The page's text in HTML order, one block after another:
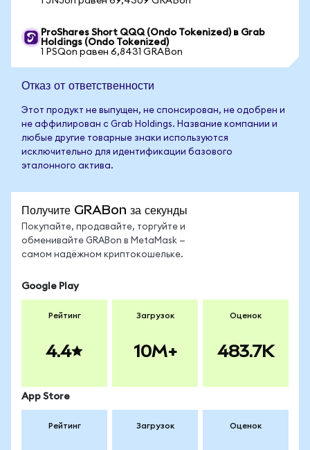
ProShares Short QQQ (Ondo Tokenized) в Grab
Holdings (Ondo Tokenized)
1 PSQon равен 6,8431 GRABon
Отказ от ответственности
Этот продукт не выпущен, не спонсирован, не одобрен и
не аффилирован с Grab Holdings. Название компании и
любые другие товарные знаки используются
исключительно для идентификации базового
эталонного актива.
Получите GRABon за секунды
Покупайте, продавайте, торгуйте и
обменивайте GRABon в MetaMask —
самом надёжном криптокошельке.
Google Play
Рейтинг
4.4
Загрузок
10M+
Оценок
483.7K
App Store
Рейтинг Загрузок Оценок